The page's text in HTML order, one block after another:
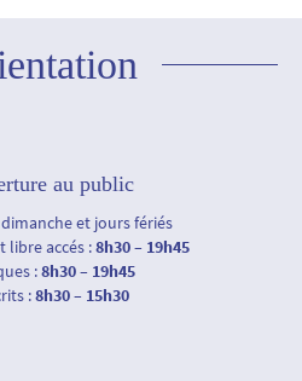
au public
et jours fériés
libre accés :8h30 – 19h45
:8h30 – 19h45
:8h30 – 15h30